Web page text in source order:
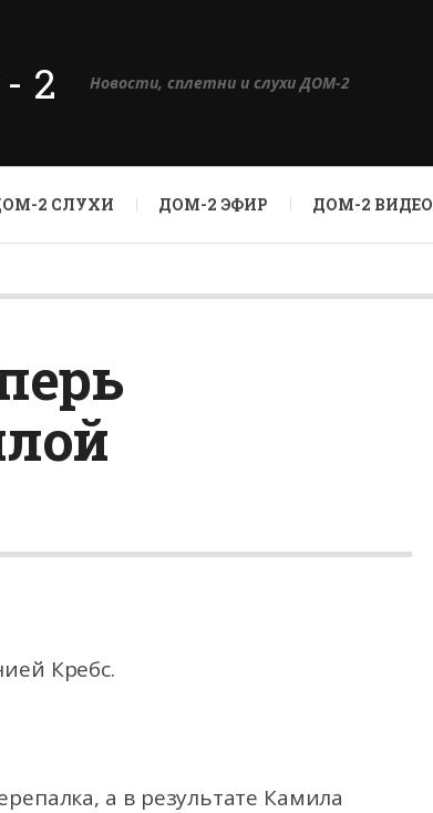
2 Новости, сплетни и слухи ДОМ-2
2 СЛУХИ ДОМ-2 ЭФИР ДОМ-2 ВИДЕО
Кребс.
а в результате Камила